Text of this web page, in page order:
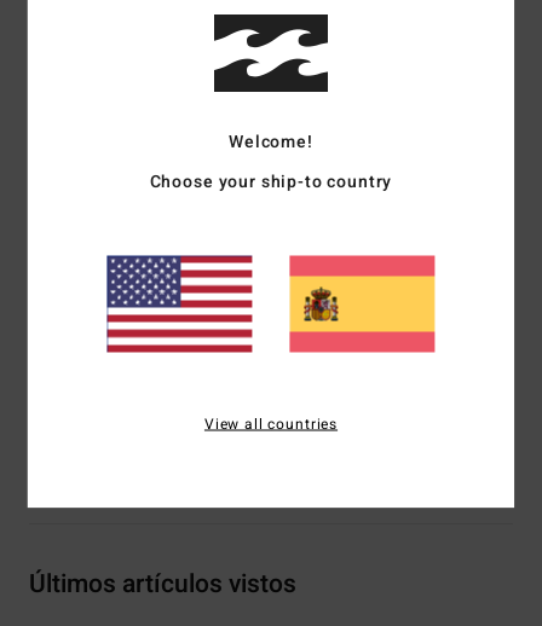
Código de color
Teñido en prenda con pigmentos
Bolsillos diagonales en los laterales
Logo serigrafiado en la parte delantera y las mangas
Composición[Tejido principal] 80% algodón, 20%
Últimos artículos vistos
Welcome!
Choose your ship-to country
View all countries